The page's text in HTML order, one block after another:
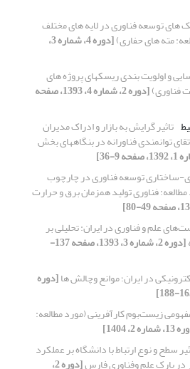
های توسعه فناوری در لایه های مختلف
مته های حفاری) [دوره 4، شماره 3،
و اولویت بندی ریسکهای پروژه های
فناوری) [دوره 2، شماره 4، 1393، صفحه
تاثیر گرایش به بازار و ادراک مدیران
توانمندی فناورانه در بنگاههای بخش
ساختاری توسعه فناوری در چارچوب
مطالعه: فناوری تولید همزمان برق و حرارت
علم و فناوری در ایران: تحلیلی بر
[دوره 2، شماره 3، 1393، صفحه 137-
در ایران؛ موانع وچالش ها[دوره
زیست‌بوم کارآفرینی (مورد مطالعه:
2، 1404]
سطح و نوع ارتباط با دانشگاه بر عملکرد
پارک علم وفناوری فارس [دوره 2،